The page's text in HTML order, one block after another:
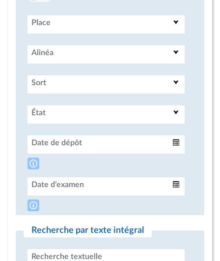
Place
Alinéa
Sort
État
Date de dépôt
Date d'examen
Recherche par texte intégral
Recherche textuelle